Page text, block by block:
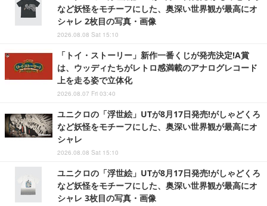
など妖怪をモチーフにした、奥深い世界観が最高にオ
シャレ 2枚目の写真・画像
2026.08.08 Sat 15:10
「トイ・ストーリー」新作一番くじが発売決定!A賞
は、ウッディたちがレトロ感満載のアナログレコード
上を走る姿で立体化
2026.08.07 Fri 03:40
ユニクロの「浮世絵」UTが8月17日発売!がしゃどくろ
など妖怪をモチーフにした、奥深い世界観が最高にオ
シャレ
2026.08.08 Sat 15:10
ユニクロの「浮世絵」UTが8月17日発売!がしゃどくろ
など妖怪をモチーフにした、奥深い世界観が最高にオ
シャレ 3枚目の写真・画像